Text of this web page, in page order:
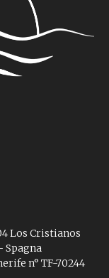
Los Cristianos
Spagna
n° TF-70244